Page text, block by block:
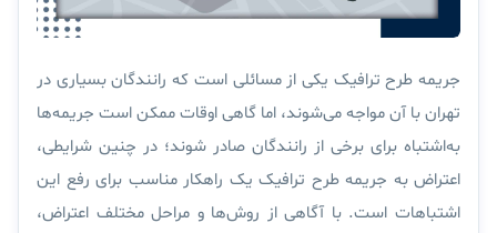
جریمه‌ طرح ترافیک یکی از مسائلی است که رانندگان بسیاری در
تهران با آن مواجه می‌شوند، اما گاهی اوقات ممکن است جریمه‌ها
به‌اشتباه برای برخی از رانندگان صادر شوند؛ در چنین شرایطی،
اعتراض به جریمه طرح ترافیک یک راهکار مناسب برای رفع این
اشتباهات است. با آگاهی از روش‌ها و مراحل مختلف اعتراض،